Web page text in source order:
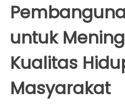
untuk
Kualitas
Masyarakat